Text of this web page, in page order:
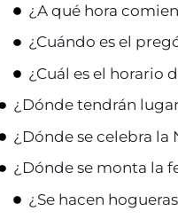
¿A qué hora
¿Cuándo es el
¿Cuál es el horario
¿Dónde tendrán
¿Dónde se celebra la
¿Dónde se monta la
¿Se hacen